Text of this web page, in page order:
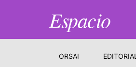
Espacio
ORSAI EDITORIAL